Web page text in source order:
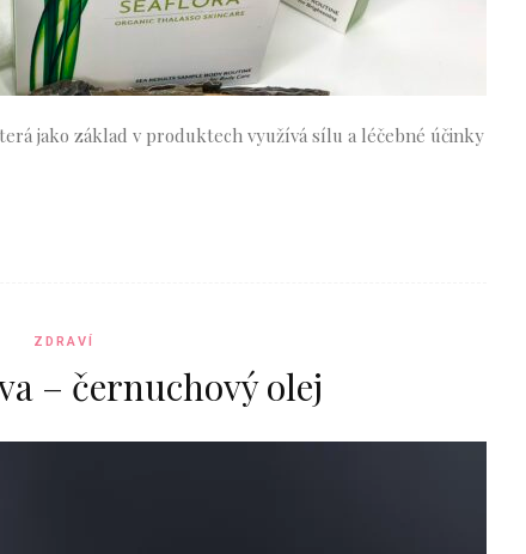
jako základ v produktech využívá sílu a léčebné účinky
ZDRAVÍ
– černuchový olej